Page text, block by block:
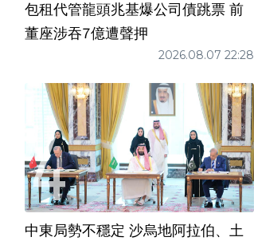
包租代管龍頭兆基爆公司債跳票 前
董座涉吞7億遭聲押
2026.08.07 22:28
中東局勢不穩定 沙烏地阿拉伯、土